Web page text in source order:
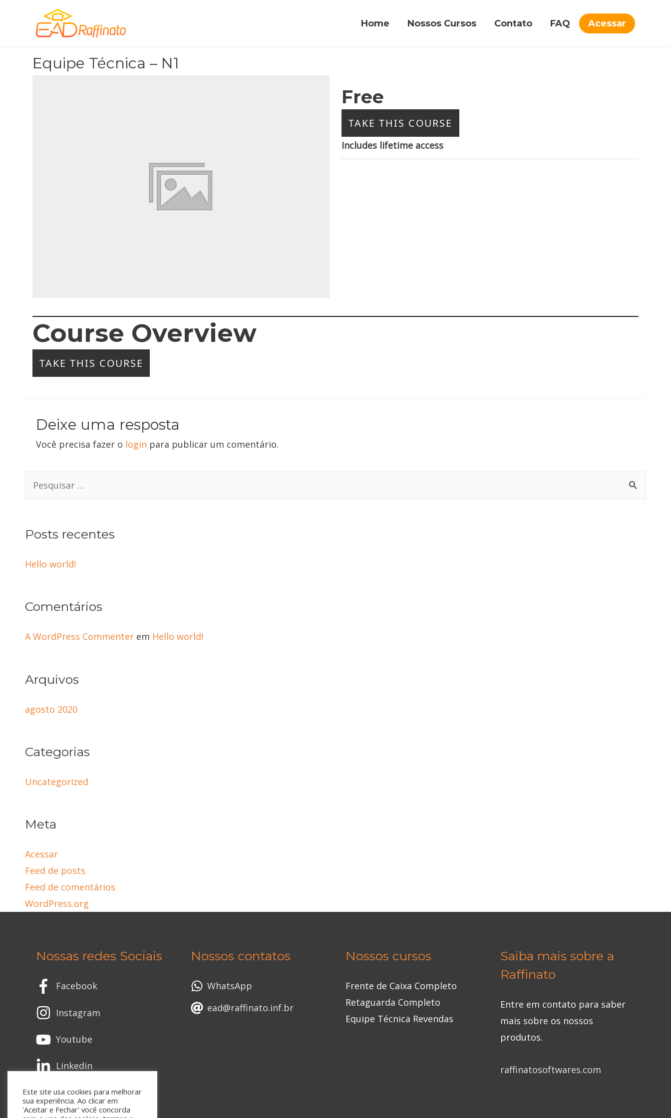
Home Nossos Cursos Contato FAQ Acessar
Equipe Técnica – N1
Free
TAKE THIS COURSE
Includes lifetime access
Course Overview
TAKE THIS COURSE
Deixe uma resposta
Você precisa fazer o login para publicar um comentário.
Posts recentes
Hello world!
Comentários
A WordPress Commenter em Hello world!
Arquivos
agosto 2020
Categorias
Uncategorized
Meta
Acessar
Feed de posts
Feed de comentários
WordPress.org
Nossas redes Sociais
Facebook
Instagram
Youtube
Linkedin
Nossos contatos
WhatsApp
ead@raffinato.inf.br
Nossos cursos
Frente de Caixa Completo
Retaguarda Completo
Equipe Técnica Revendas
Saiba mais sobre a
Raffinato
Entre em contato para saber
mais sobre os nossos
produtos.
raffinatosoftwares.com
Este site usa cookies para melhorar
sua experiência. Ao clicar em
'Aceitar e Fechar' você concorda